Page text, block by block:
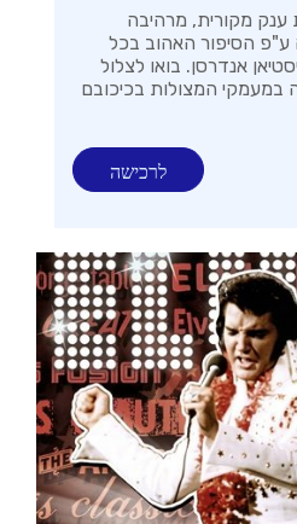
מקורית, מרהיבה
הסיפור האהוב בכל
אנדרסן. בואו לצלול
המצולות בכיכובם
לרכישה